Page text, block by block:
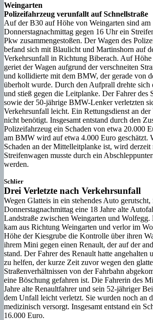
Weingarten
Polizeifahrzeug verunfallt auf Schnellstraße
Auf der B30 auf Höhe von Weingarten sind am
Donnerstagnachmittag gegen 16 Uhr ein
Pkw zusammengestoßen. Der Wagen des
befand sich mit Blaulicht und Martinshorn auf
Verkehrsunfall in Richtung Biberach. Auf
geriet der Wagen aufgrund der verschneiten
und kollidierte mit dem BMW, der gerade von
überholt wurde. Durch den Aufprall drehte sich
und stieß gegen die Leitplanke. Der Fahrer des
sowie der 50-jährige BMW-Lenker verletzten
Verkehrsunfall leicht. Ein Rettungsdienst an
nicht benötigt. Insgesamt entstand durch den
Polizeifahrzeug ein Schaden von etwa 20.000
am BMW wird auf etwa 4.000 Euro geschätzt.
Schaden an der Mittelleitplanke ist, wird
Streifenwagen musste durch ein
werden.
Schlier
Drei Verletzte nach Verkehrsunfall
Wegen Glatteis in ein stehendes Auto gerutscht,
Donnerstagnachmittag eine 18 Jahre alte
Landstraße zwischen Weingarten und Wolfegg.
kam aus Richtung Weingarten und verlor im
Höhe der Kiesgrube die Kontrolle über ihren
ihrem Mini gegen einen Renault, der auf der
stand. Der Fahrer des Renault hatte angehalten
zu helfen, der kurze Zeit zuvor wegen den
Straßenverhältnissen von der Fahrbahn
eine Böschung gefahren ist. Die Fahrerin des
Jahre alte Renaultfahrer und sein 52-jähriger
dem Unfall leicht verletzt. Sie wurden noch an
medizinisch versorgt. Insgesamt entstand ein
16.000 Euro.